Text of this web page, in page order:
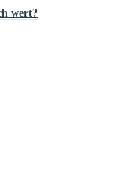
wert?